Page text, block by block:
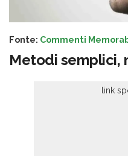
Fonte: Commenti
Metodi semplici,